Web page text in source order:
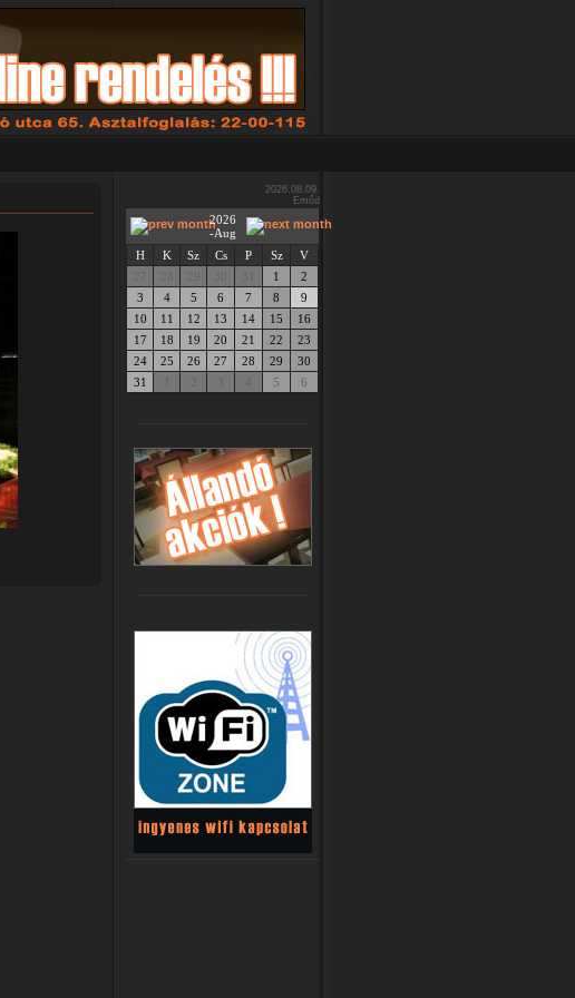
2026.08.09.
Emőd
2026
-Aug
H
K Sz Cs P Sz
V
1
2
3
4 5 6 7 8
9
10
11 12 13 14 15
16
17
18 19 20 21 22
23
24
25 26 27 28 29
30
31
5 6